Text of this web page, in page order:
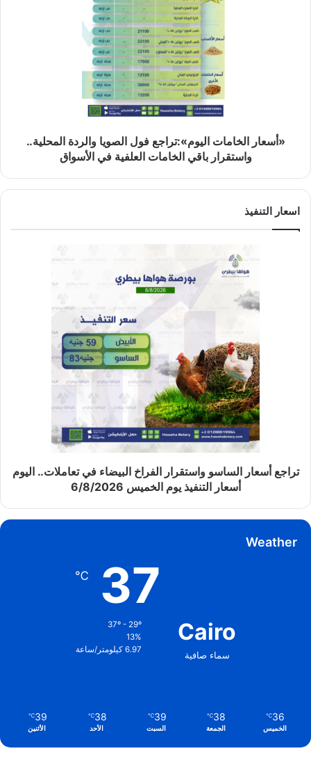
«أسعار الخامات اليوم»:تراجع فول الصويا والردة المحلية..
واستقرار باقي الخامات العلفية في الأسواق
اسعار التنفيذ
تراجع أسعار الساسو واستقرار الفراخ البيضاء في تعاملات.. اليوم
أسعار التنفيذ يوم الخميس 6/8/2026
Weather
Cairo
سماء صافية
37
℃
13%
6.97 كيلومتر/ساعة
36
℃
الخميس
38
℃
الجمعة
39
℃
السبت
38
℃
الأحد
39
℃
الأثنين